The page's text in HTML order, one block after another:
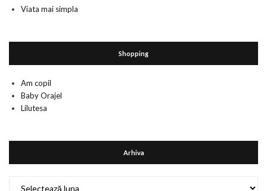
Viata mai simpla
Shopping
Am copil
Baby Orajel
Lilutesa
Arhiva